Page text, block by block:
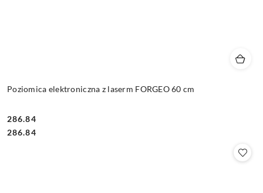
Poziomica elektroniczna z laserm FORGEO 60 cm
Cena:
286.84
Cena:
286.84